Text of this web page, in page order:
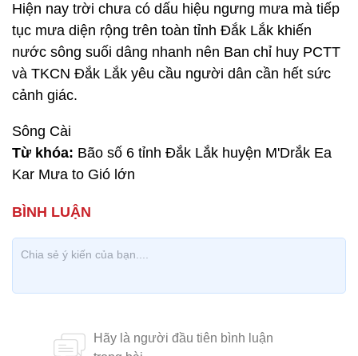
Hiện nay trời chưa có dấu hiệu ngưng mưa mà tiếp
tục mưa diện rộng trên toàn tỉnh Đắk Lắk khiến
nước sông suối dâng nhanh nên Ban chỉ huy PCTT
và TKCN Đắk Lắk yêu cầu người dân cần hết sức
cảnh giác.
Sông Cài
Từ khóa: Bão số 6 tỉnh Đắk Lắk huyện M'Drắk Ea
Kar Mưa to Gió lớn